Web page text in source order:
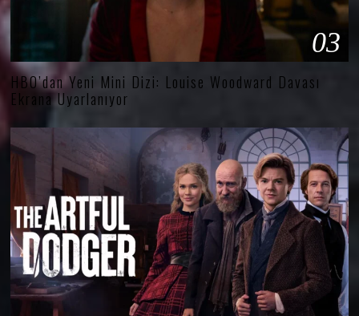
03
HBO’dan Yeni Mini Dizi: Louise Woodward Davası
Ekrana Uyarlanıyor